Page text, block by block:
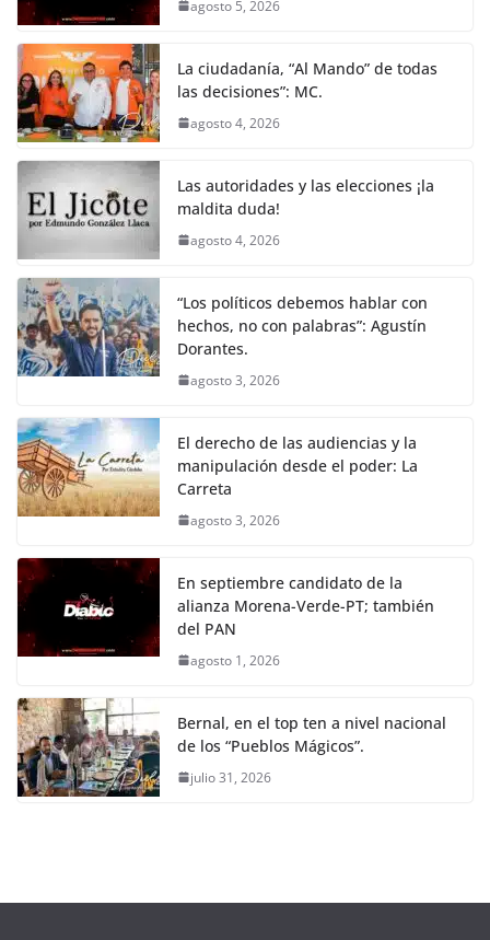
agosto 5, 2026
La ciudadanía, “Al Mando” de todas
las decisiones”: MC.
agosto 4, 2026
Las autoridades y las elecciones ¡la
maldita duda!
agosto 4, 2026
“Los políticos debemos hablar con
hechos, no con palabras”: Agustín
Dorantes.
agosto 3, 2026
El derecho de las audiencias y la
manipulación desde el poder: La
Carreta
agosto 3, 2026
En septiembre candidato de la
alianza Morena-Verde-PT; también
del PAN
agosto 1, 2026
Bernal, en el top ten a nivel nacional
de los “Pueblos Mágicos”.
julio 31, 2026